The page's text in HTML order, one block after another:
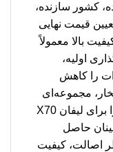
کشور سازنده،
قیمت نهایی
بالا معمولاً
اولیه،
را کاهش
مجموعه‌ای
از بهترین و باکیفیت‌ترین اینترکولرها را برای لیفان X70
حاصل
اصالت، کیفیت